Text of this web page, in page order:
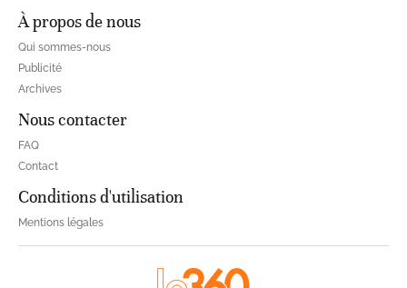
À propos de nous
Qui sommes-nous
Publicité
Archives
Nous contacter
FAQ
Contact
Conditions d'utilisation
Mentions légales